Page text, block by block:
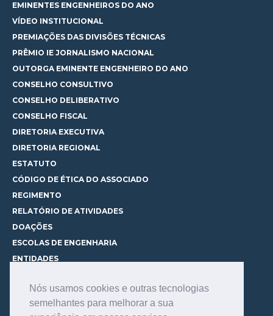
Nós usamos cookies e outras tecnologias
semelhantes para melhorar a sua
EMINENTES ENGENHEIROS DO ANO
VÍDEO INSTITUCIONAL
PREMIAÇÕES DAS DIVISÕES TÉCNICAS
PRÊMIO IE JORNALISMO NACIONAL
OUTORGA EMINENTE ENGENHEIRO DO ANO
CONSELHO CONSULTIVO
CONSELHO DELIBERATIVO
CONSELHO FISCAL
DIRETORIA EXECUTIVA
DIRETORIA REGIONAL
ESTATUTO
CÓDIGO DE ÉTICA DO ASSOCIADO
REGIMENTO
RELATÓRIO DE ATIVIDADES
DOAÇÕES
ESCOLAS DE ENGENHARIA
ENTIDADES
CURSOS
CONHEÇA OS CURSOS